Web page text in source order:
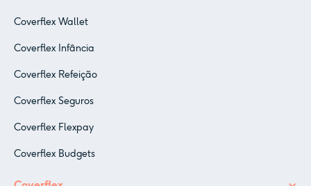
Coverflex Wallet
Coverflex Infância
Coverflex Refeição
Coverflex Seguros
Coverflex Flexpay
Coverflex Budgets